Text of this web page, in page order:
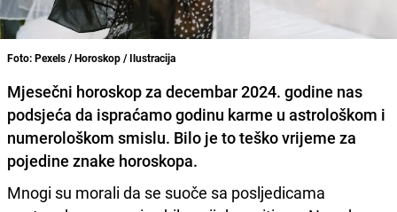
Foto: Pexels / Horoskop / Ilustracija
Mjesečni horoskop za decembar 2024. godine nas
podsjeća da ispraćamo godinu karme u astrološkom i
numerološkom smislu. Bilo je to teško vrijeme za
pojedine znake horoskopa.
Mnogi su morali da se suoče sa posljedicama